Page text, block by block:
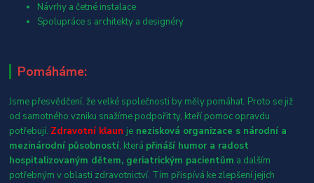
Návrhy a četné instalace
Spolupráce s architekty a designéry
Pomáháme:
Jsme přesvědčení, že velké společnosti by měly pomáhat. Proto se již
od samotného vzniku snažíme podpořit ty, kteří pomoc opravdu
potřebují. Zdravotní klaun je nezisková organizace s národní a
mezinárodní působností, která přináší humor a radost
hospitalizovaným dětem, geriatrickým pacientům a dalším
potřebným v oblasti zdravotnictví. Tím přispívá ke zlepšení jejich